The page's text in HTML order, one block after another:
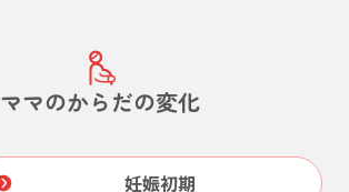
ママのからだの変化
妊娠初期